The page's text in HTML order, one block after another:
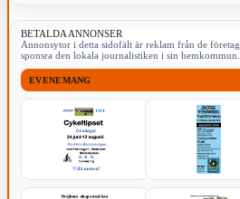
BETALDA ANNONSER
Annonsytor i detta sidofält är reklam från de
sponsra den lokala journalistiken i sin hemkommun.
EVENEMANG